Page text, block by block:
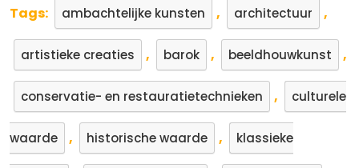
Tags: ambachtelijke kunsten , architectuur ,
artistieke creaties , barok , beeldhouwkunst ,
conservatie- en restauratietechnieken , culturele
waarde , historische waarde , klassieke